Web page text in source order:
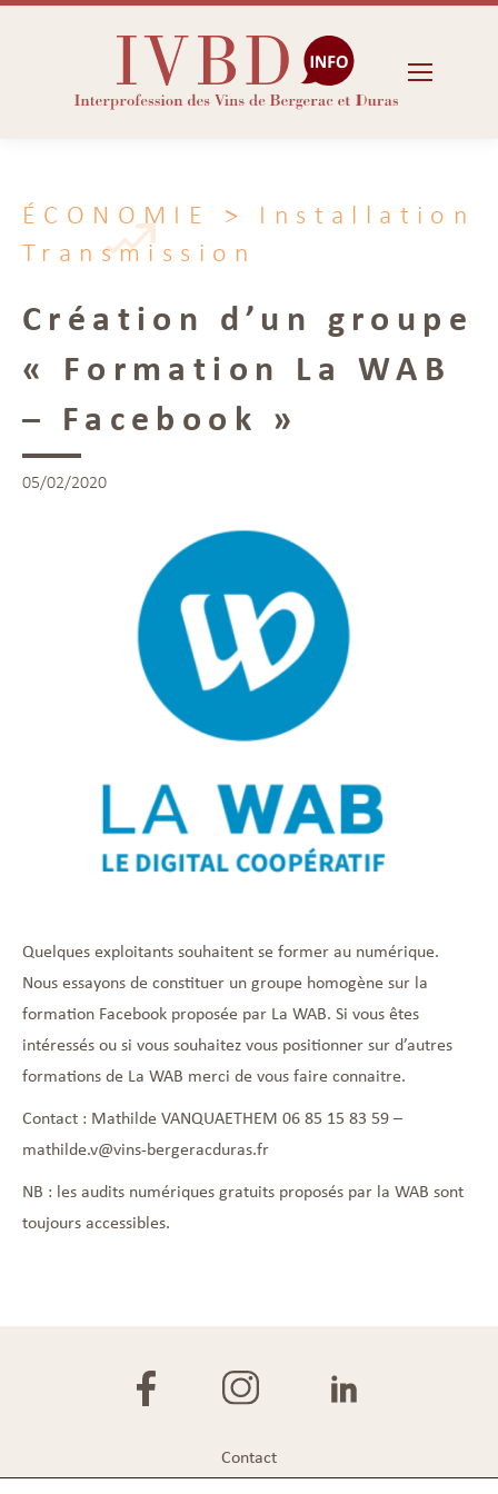
ÉCONOMIE
> Installation
Transmission
Création d’un groupe
« Formation La WAB
– Facebook »
05/02/2020
Quelques exploitants souhaitent se former au numérique.
Nous essayons de constituer un groupe homogène sur la
formation Facebook proposée par La WAB. Si vous êtes
intéressés ou si vous souhaitez vous positionner sur d’autres
formations de La WAB merci de vous faire connaitre.
Contact : Mathilde VANQUAETHEM 06 85 15 83 59 –
mathilde.v@vins-bergeracduras.fr
NB : les audits numériques gratuits proposés par la WAB sont
toujours accessibles.
Contact